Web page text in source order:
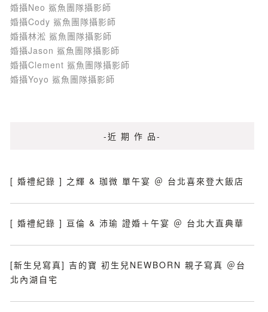
婚攝Neo 鯊魚團隊攝影師
婚攝Cody 鯊魚團隊攝影師
婚攝林淞 鯊魚團隊攝影師
婚攝Jason 鯊魚團隊攝影師
婚攝Clement 鯊魚團隊攝影師
婚攝Yoyo 鯊魚團隊攝影師
-近 期 作 品-
[ 婚禮紀錄 ] 之輝 & 珈微 單午宴 ＠ 台北喜來登大飯店
[ 婚禮紀錄 ] 亘倫 & 沛瑜 證婚＋午宴 ＠ 台北大直典華
[新生兒寫真] 吉的寶 初生兒NEWBORN 親子寫真 ＠台
北內湖自宅